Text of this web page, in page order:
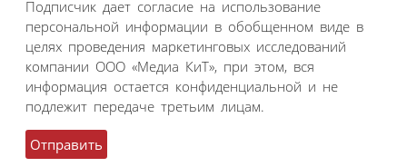
Подписчик дает согласие на использование
персональной информации в обобщенном виде в
целях проведения маркетинговых исследований
компании ООО «Медиа КиТ», при этом, вся
информация остается конфиденциальной и не
подлежит передаче третьим лицам.